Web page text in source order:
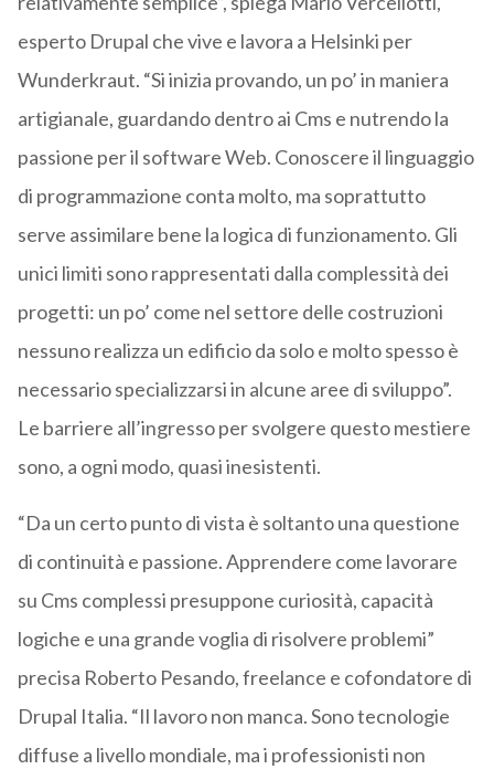
esperto Drupal che vive e lavora a Helsinki per
Wunderkraut. “Si inizia provando, un po’ in maniera
artigianale, guardando dentro ai Cms e nutrendo la
passione per il software Web. Conoscere il linguaggio
di programmazione conta molto, ma soprattutto
serve assimilare bene la logica di funzionamento. Gli
unici limiti sono rappresentati dalla complessità dei
progetti: un po’ come nel settore delle costruzioni
nessuno realizza un edificio da solo e molto spesso è
necessario specializzarsi in alcune aree di sviluppo”.
Le barriere all’ingresso per svolgere questo mestiere
sono, a ogni modo, quasi inesistenti.
“Da un certo punto di vista è soltanto una questione
di continuità e passione. Apprendere come lavorare
su Cms complessi presuppone curiosità, capacità
logiche e una grande voglia di risolvere problemi”
precisa Roberto Pesando, freelance e cofondatore di
Drupal Italia. “Il lavoro non manca. Sono tecnologie
diffuse a livello mondiale, ma i professionisti non